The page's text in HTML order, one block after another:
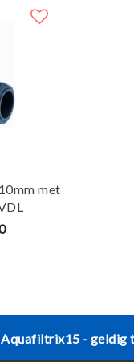
met
- geldig